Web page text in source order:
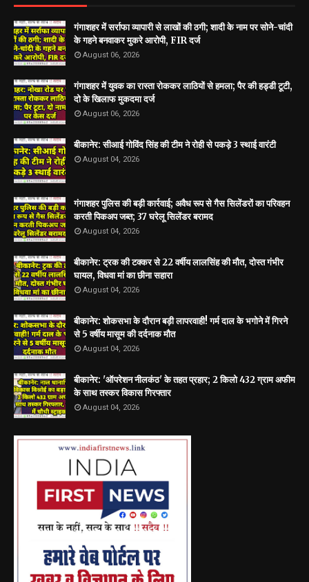
गंगाशहर में सर्राफा व्यापारी से लाखों की ठगी; शादी के नाम पर सोने-चांदी
के गहने बनवाकर मुकरे आरोपी, FIR दर्ज
August 06, 2026
गंगाशहर में युवक का रास्ता रोककर लाठियों से हमला; पैर की हड्डी टूटी,
दो के खिलाफ मुकदमा दर्ज
August 06, 2026
बीकानेर: सीआई गोविंद सिंह की टीम ने रोही से पकड़े 3 स्थाई वारंटी
August 04, 2026
गंगाशहर पुलिस की बड़ी कार्रवाई; अवैध रूप से गैस सिलेंडरों का परिवहन
करती पिकअप जब्त; 37 घरेलू सिलेंडर बरामद
August 04, 2026
बीकानेर: ट्रक की टक्कर से 22 वर्षीय लालसिंह की मौत, दोस्त गंभीर
घायल, विधवा मां का छीना सहारा
August 04, 2026
बीकानेर: शोकसभा के दौरान बड़ी लापरवाही! गर्म दाल के भगोने में गिरने
से 5 वर्षीय मासूम की दर्दनाक मौत
August 04, 2026
बीकानेर: 'ऑपरेशन नीलकंठ' के तहत प्रहार; 2 किलो 432 ग्राम अफीम
के साथ तस्कर विकास गिरफ्तार
August 04, 2026